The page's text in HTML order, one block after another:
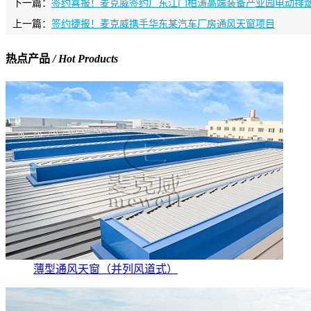
下一篇： 签约喜报！麦克威签约广东江门柏涛高端装备产业园电动排
上一篇： 签约捷报！麦克威携手华东某汽车厂房通风天窗项目
热点产品/ Hot Products
薄型通风天窗（并列风道式）